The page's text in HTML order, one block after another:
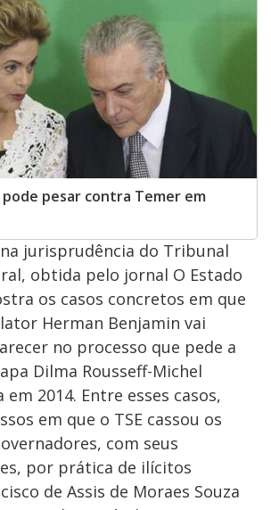
pode pesar contra Temer em
jurisprudência do Tribunal
obtida pelo jornal O Estado
os casos concretos em que
Herman Benjamin vai
no processo que pede a
Dilma Rousseff-Michel
2014. Entre esses casos,
em que o TSE cassou os
com seus
por prática de ilícitos
de Assis de Moraes Souza